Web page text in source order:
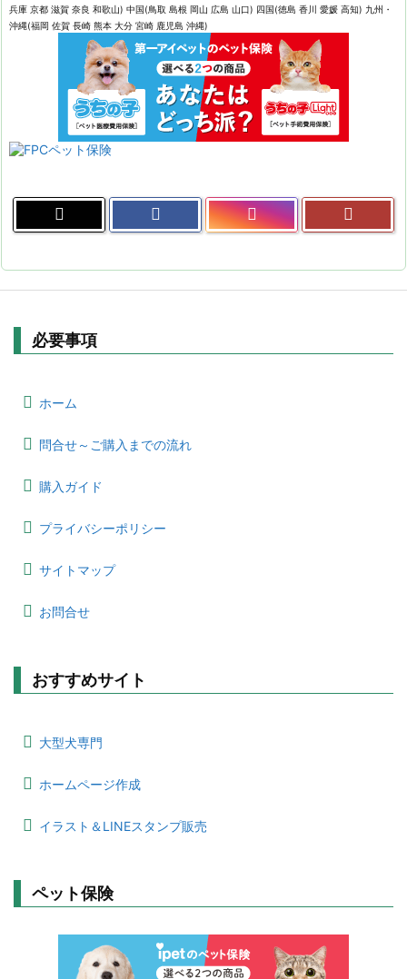
兵庫 京都 滋賀 奈良 和歌山) 中国(鳥取 島根 岡山 広島 山口) 四国(徳島 香川 愛媛 高知) 九州・
沖縄(福岡 佐賀 長崎 熊本 大分 宮崎 鹿児島 沖縄)
必要事項
ホーム
問合せ～ご購入までの流れ
購入ガイド
プライバシーポリシー
サイトマップ
お問合せ
おすすめサイト
大型犬専門
ホームページ作成
イラスト＆LINEスタンプ販売
ペット保険